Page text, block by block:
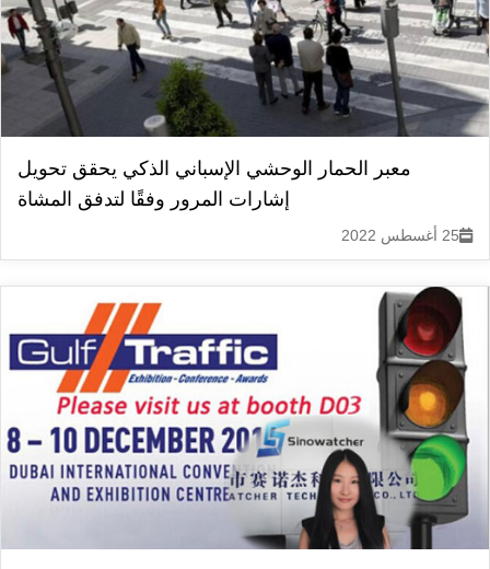
معبر الحمار الوحشي الإسباني الذكي يحقق تحويل
إشارات المرور وفقًا لتدفق المشاة
25 أغسطس 2022